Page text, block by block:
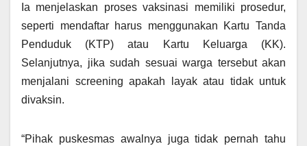
Ia menjelaskan proses vaksinasi memiliki prosedur,
seperti mendaftar harus menggunakan Kartu Tanda
Penduduk (KTP) atau Kartu Keluarga (KK).
Selanjutnya, jika sudah sesuai warga tersebut akan
menjalani screening apakah layak atau tidak untuk
divaksin.
“Pihak puskesmas awalnya juga tidak pernah tahu